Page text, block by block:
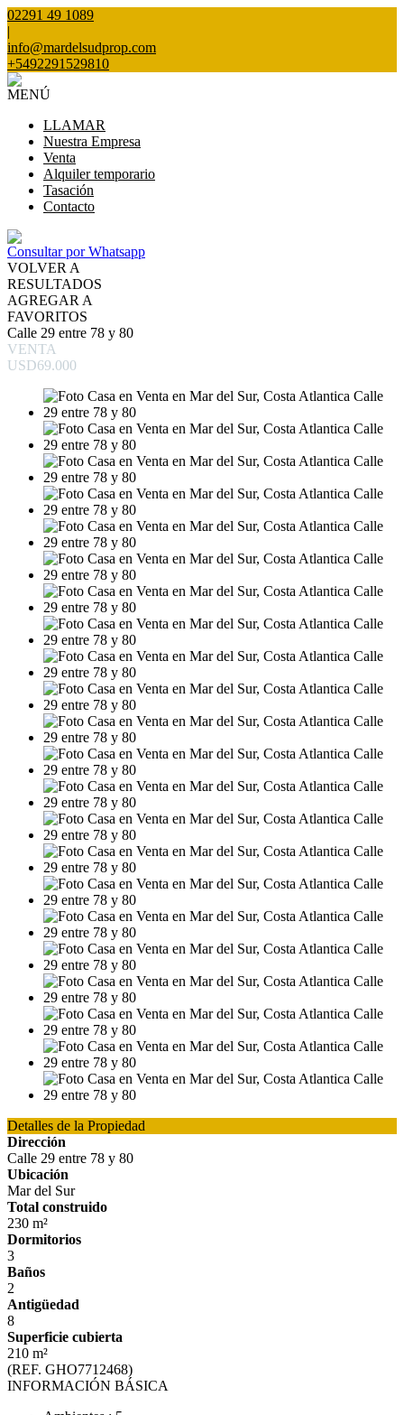
02291 49 1089
|
info@mardelsudprop.com
+5492291529810
MENÚ
LLAMAR
Nuestra Empresa
Venta
Alquiler temporario
Tasación
Contacto
Consultar por Whatsapp
VOLVER A
RESULTADOS
AGREGAR A
FAVORITOS
Calle 29 entre 78 y 80
VENTA
USD69.000
Detalles de la Propiedad
Dirección
Calle 29 entre 78 y 80
Ubicación
Mar del Sur
Total construido
230 m²
Dormitorios
3
Baños
2
Antigüedad
8
Superficie cubierta
210 m²
(REF. GHO7712468)
INFORMACIÓN BÁSICA